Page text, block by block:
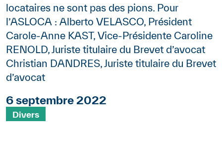
locataires ne sont pas des pions. Pour
l’ASLOCA : Alberto VELASCO, Président
Carole-Anne KAST, Vice-Présidente Caroline
RENOLD, Juriste titulaire du Brevet d’avocat
Christian DANDRES, Juriste titulaire du Brevet
d’avocat
6 septembre 2022
Mots clés
Divers